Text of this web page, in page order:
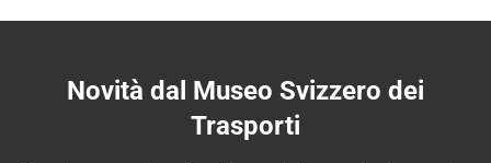
Novità dal Museo Svizzero dei
Trasporti